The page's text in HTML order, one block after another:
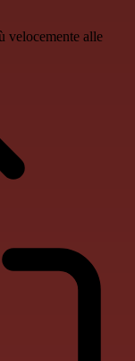
velocemente alle